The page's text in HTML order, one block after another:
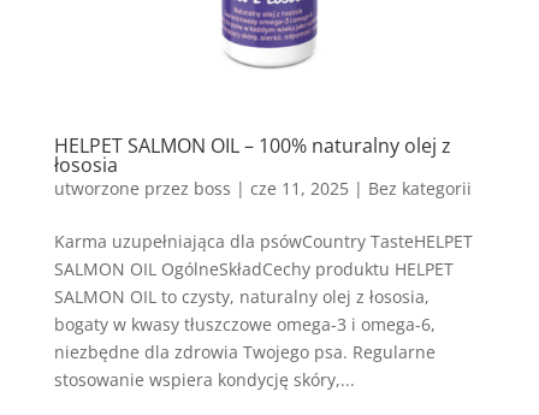
HELPET SALMON OIL – 100% naturalny olej z
łososia
utworzone przez boss | cze 11, 2025| Bez kategorii
Karma uzupełniająca dla psówCountry TasteHELPET
SALMON OIL OgólneSkładCechy produktu HELPET
SALMON OIL to czysty, naturalny olej z łososia,
bogaty w kwasy tłuszczowe omega-3 i omega-6,
niezbędne dla zdrowia Twojego psa. Regularne
stosowanie wspiera kondycję skóry,...